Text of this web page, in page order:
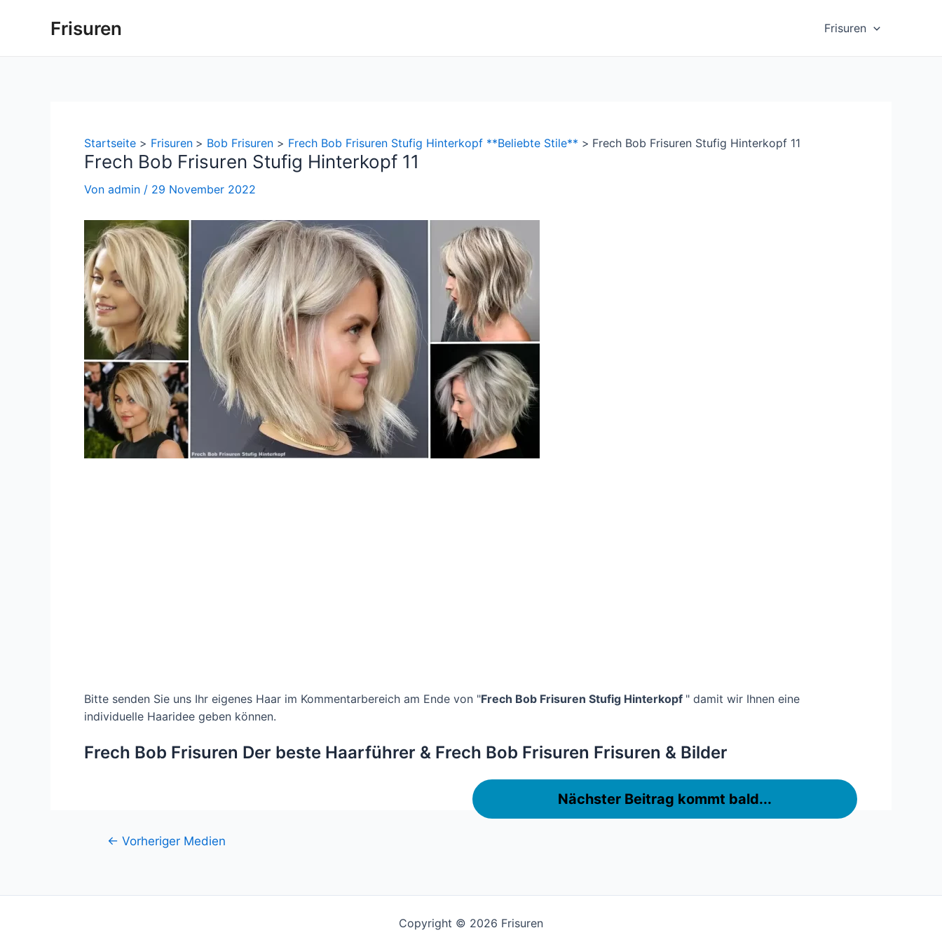
Frisuren Frisuren
Startseite Frisuren Bob Frisuren Frech Bob Frisuren Stufig Hinterkopf **Beliebte Stile** Frech Bob Frisuren Stufig Hinterkopf 11
Frech Bob Frisuren Stufig Hinterkopf 11
Von admin / 29 November 2022
Bitte senden Sie uns Ihr eigenes Haar im Kommentarbereich am Ende von "Frech Bob Frisuren Stufig Hinterkopf " damit wir Ihnen eine
individuelle Haaridee geben können.
Frech Bob Frisuren Der beste Haarführer & Frech Bob Frisuren Frisuren & Bilder
Nächster Beitrag kommt bald...
Beitragsnavigation
← Vorheriger Medien
Copyright © 2026 Frisuren